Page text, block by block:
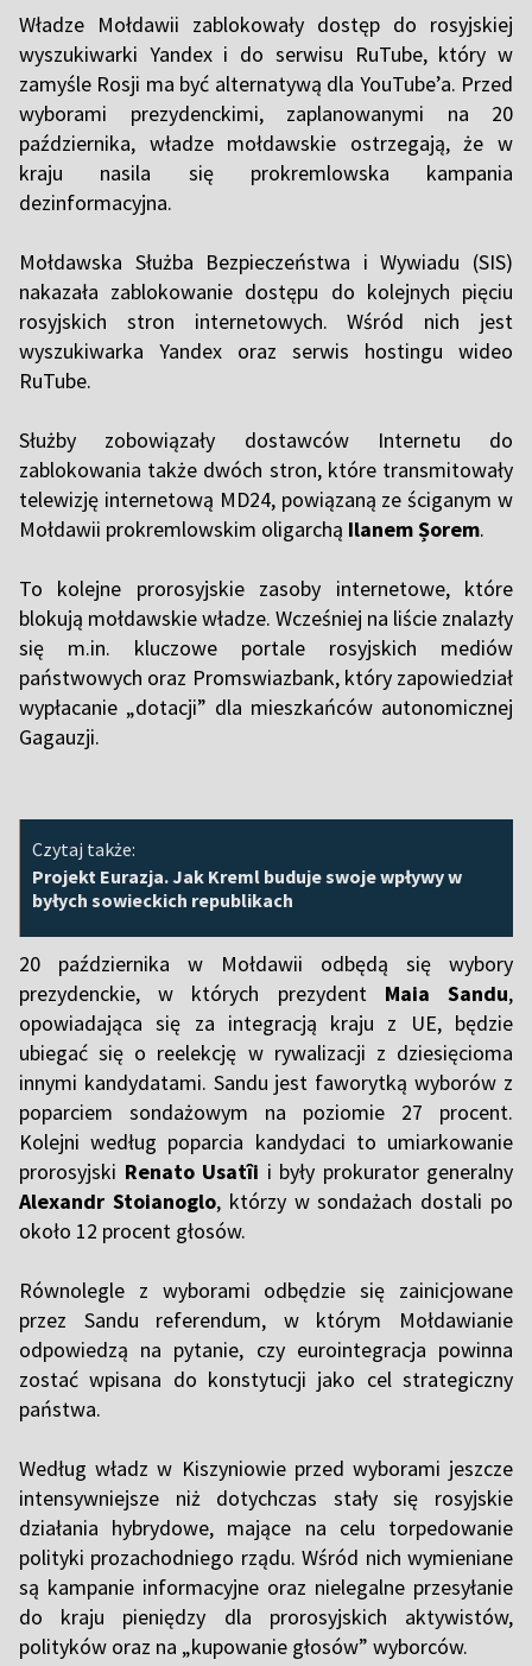
Władze Mołdawii zablokowały dostęp do rosyjskiej
wyszukiwarki Yandex i do serwisu RuTube, który w
zamyśle Rosji ma być alternatywą dla YouTube’a. Przed
wyborami prezydenckimi, zaplanowanymi na 20
października, władze mołdawskie ostrzegają, że w
kraju nasila się prokremlowska kampania
dezinformacyjna.
Mołdawska Służba Bezpieczeństwa i Wywiadu (SIS)
nakazała zablokowanie dostępu do kolejnych pięciu
rosyjskich stron internetowych. Wśród nich jest
wyszukiwarka Yandex oraz serwis hostingu wideo
RuTube.
Służby zobowiązały dostawców Internetu do
zablokowania także dwóch stron, które transmitowały
telewizję internetową MD24, powiązaną ze ściganym w
Mołdawii prokremlowskim oligarchą Ilanem Șorem.
To kolejne prorosyjskie zasoby internetowe, które
blokują mołdawskie władze. Wcześniej na liście znalazły
się m.in. kluczowe portale rosyjskich mediów
państwowych oraz Promswiazbank, który zapowiedział
wypłacanie „dotacji” dla mieszkańców autonomicznej
Gagauzji.
Czytaj także:
Projekt Eurazja. Jak Kreml buduje swoje wpływy w
byłych sowieckich republikach
20 października w Mołdawii odbędą się wybory
prezydenckie, w których prezydent Maia Sandu,
opowiadająca się za integracją kraju z UE, będzie
ubiegać się o reelekcję w rywalizacji z dziesięcioma
innymi kandydatami. Sandu jest faworytką wyborów z
poparciem sondażowym na poziomie 27 procent.
Kolejni według poparcia kandydaci to umiarkowanie
prorosyjski Renato Usatîi i były prokurator generalny
Alexandr Stoianoglo, którzy w sondażach dostali po
około 12 procent głosów.
Równolegle z wyborami odbędzie się zainicjowane
przez Sandu referendum, w którym Mołdawianie
odpowiedzą na pytanie, czy eurointegracja powinna
zostać wpisana do konstytucji jako cel strategiczny
państwa.
Według władz w Kiszyniowie przed wyborami jeszcze
intensywniejsze niż dotychczas stały się rosyjskie
działania hybrydowe, mające na celu torpedowanie
polityki prozachodniego rządu. Wśród nich wymieniane
są kampanie informacyjne oraz nielegalne przesyłanie
do kraju pieniędzy dla prorosyjskich aktywistów,
polityków oraz na „kupowanie głosów” wyborców.